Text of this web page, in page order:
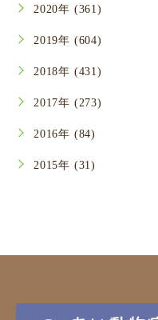
2020年 (361)
2019年 (604)
2018年 (431)
2017年 (273)
2016年 (84)
2015年 (31)